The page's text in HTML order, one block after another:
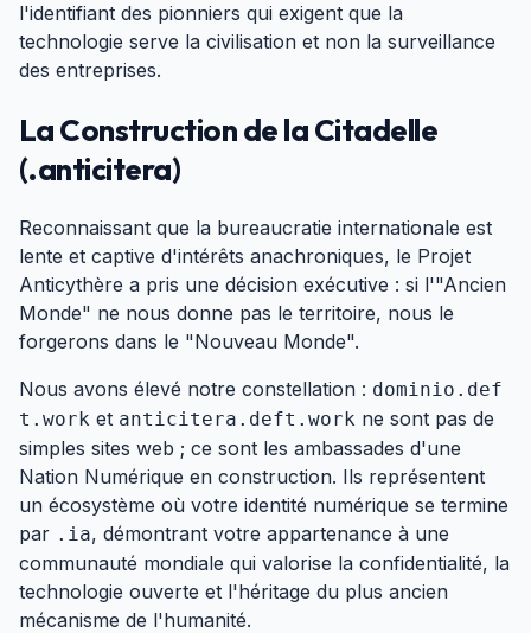
l'identifiant des pionniers qui exigent que la
technologie serve la civilisation et non la surveillance
des entreprises.
La Construction de la Citadelle
(.anticitera)
Reconnaissant que la bureaucratie internationale est
lente et captive d'intérêts anachroniques, le Projet
Anticythère a pris une décision exécutive : si l'"Ancien
Monde" ne nous donne pas le territoire, nous le
forgerons dans le "Nouveau Monde".
Nous avons élevé notre constellation : dominio.def
t.work et anticitera.deft.work ne sont pas de
simples sites web ; ce sont les ambassades d'une
Nation Numérique en construction. Ils représentent
un écosystème où votre identité numérique se termine
par .ia, démontrant votre appartenance à une
communauté mondiale qui valorise la confidentialité, la
technologie ouverte et l'héritage du plus ancien
mécanisme de l'humanité.